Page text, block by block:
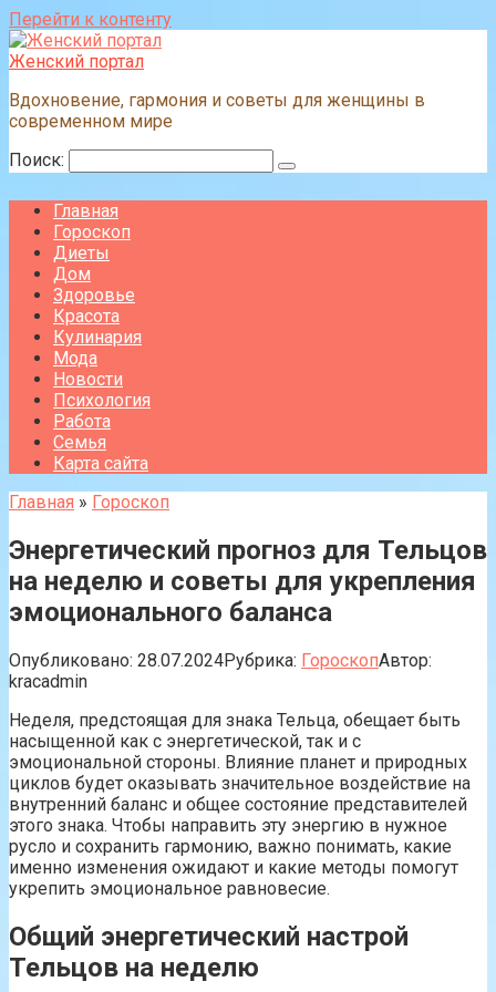
Перейти к контенту
Женский портал
Вдохновение, гармония и советы для женщины в
современном мире
Поиск:
Главная
Гороскоп
Диеты
Дом
Здоровье
Красота
Кулинария
Мода
Новости
Психология
Работа
Семья
Карта сайта
Главная » Гороскоп
Энергетический прогноз для Тельцов
на неделю и советы для укрепления
эмоционального баланса
Опубликовано: 28.07.2024Рубрика: ГороскопАвтор:
kracadmin
Неделя, предстоящая для знака Тельца, обещает быть
насыщенной как с энергетической, так и с
эмоциональной стороны. Влияние планет и природных
циклов будет оказывать значительное воздействие на
внутренний баланс и общее состояние представителей
этого знака. Чтобы направить эту энергию в нужное
русло и сохранить гармонию, важно понимать, какие
именно изменения ожидают и какие методы помогут
укрепить эмоциональное равновесие.
Общий энергетический настрой
Тельцов на неделю